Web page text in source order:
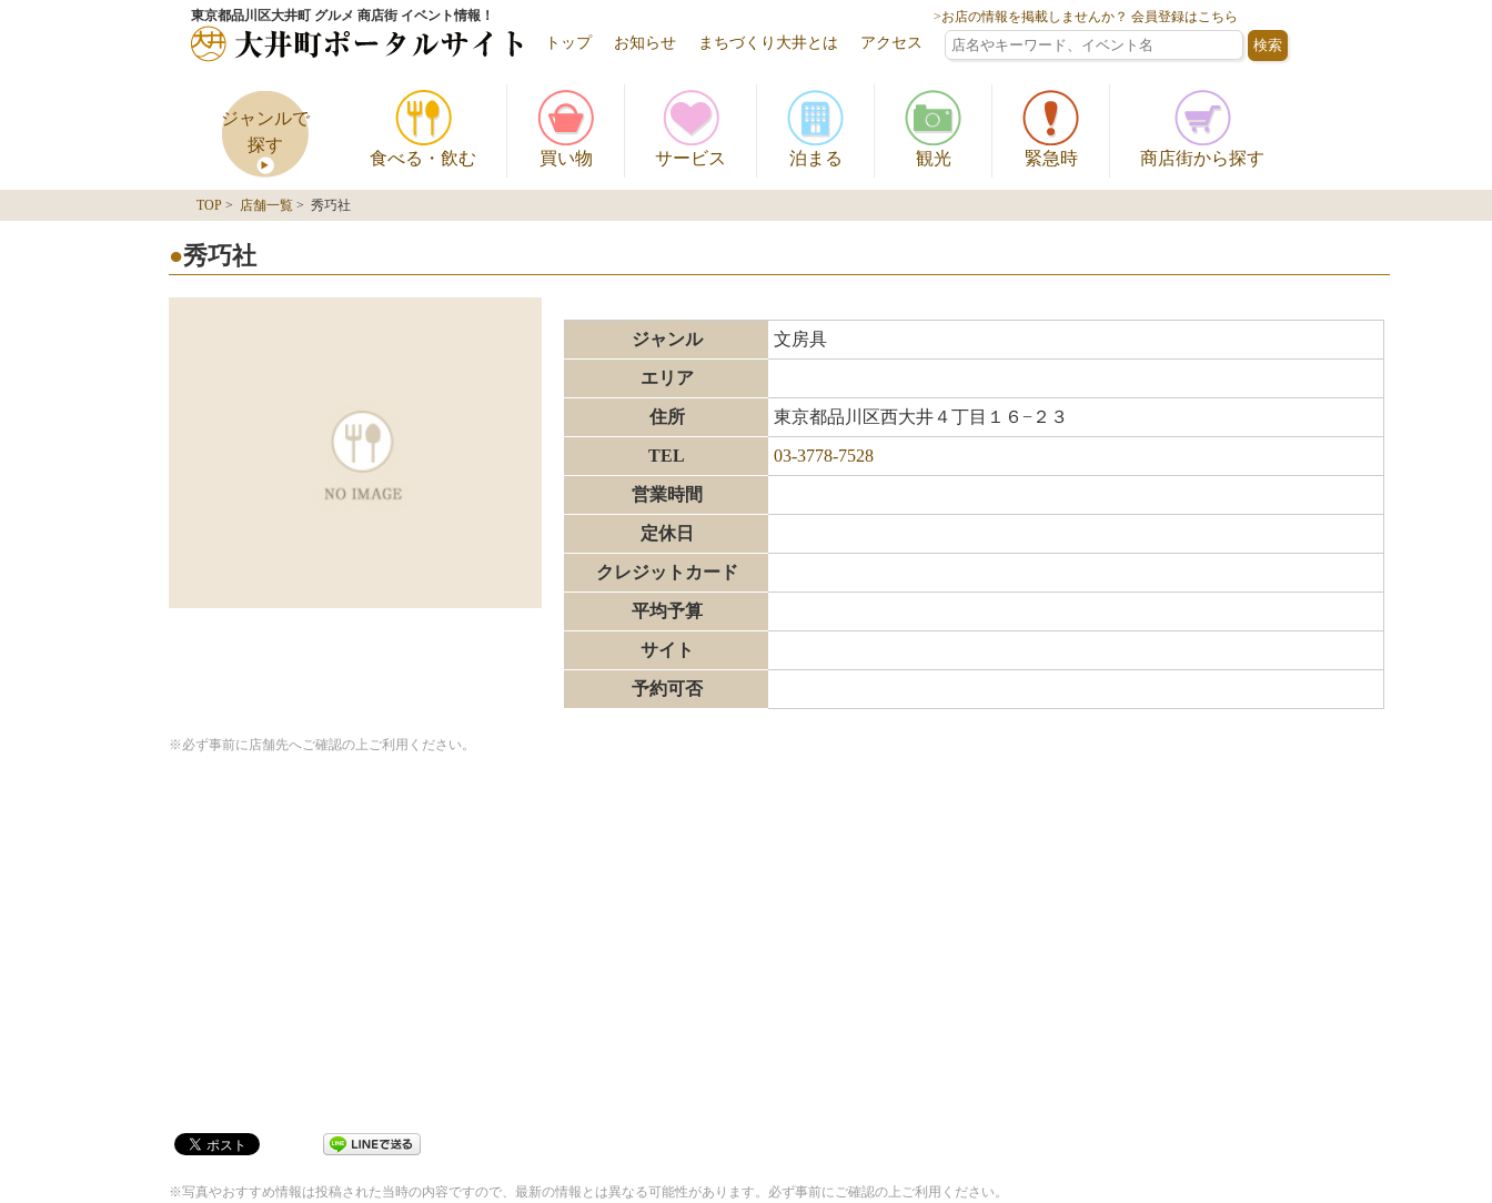
東京都品川区大井町 グルメ 商店街 イベント情報！ >お店の情報を掲載しませんか？ 会員登録はこちら
トップ お知らせ まちづくり大井とは アクセス
ジャンルで
探す
食べる・飲む 買い物 サービス 泊まる 観光 緊急時 商店街から探す
TOP > 店舗一覧 > 秀巧社
秀巧社
ジャンル 文房具
エリア
住所 東京都品川区西大井４丁目１６−２３
TEL 03-3778-7528
営業時間
定休日
クレジットカード
平均予算
サイト
予約可否
※必ず事前に店舗先へご確認の上ご利用ください。
※写真やおすすめ情報は投稿された当時の内容ですので、最新の情報とは異なる可能性があります。必ず事前にご確認の上ご利用ください。